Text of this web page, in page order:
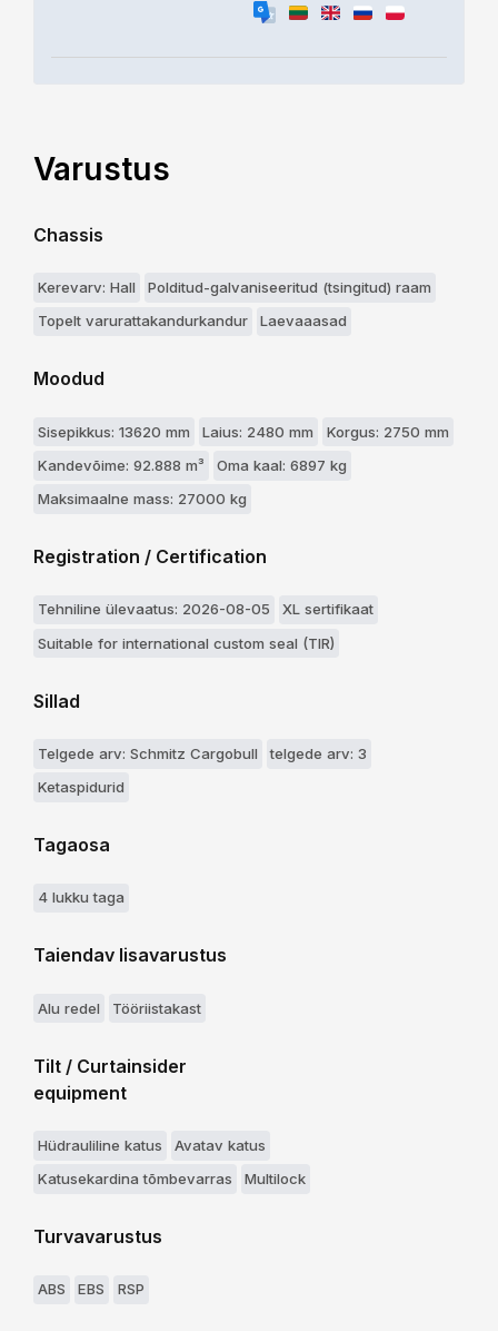
Varustus
Chassis
Kerevarv: Hall
Polditud-galvaniseeritud (tsingitud) raam
Topelt varurattakandurkandur
Laevaaasad
Moodud
Sisepikkus: 13620 mm Laius: 2480 mm
Korgus: 2750 mm
Kandevõime: 92.888 m³
Oma kaal: 6897 kg
Maksimaalne mass: 27000 kg
Registration / Certification
Tehniline ülevaatus: 2026-08-05
XL sertifikaat
Suitable for international custom seal (TIR)
Sillad
Telgede arv: Schmitz Cargobull
telgede arv: 3
Ketaspidurid
Tagaosa
4 lukku taga
Taiendav lisavarustus
Alu redel Tööriistakast
Tilt / Curtainsider
equipment
Hüdrauliline katus
Avatav katus
Katusekardina tõmbevarras
Multilock
Turvavarustus
ABS EBS RSP